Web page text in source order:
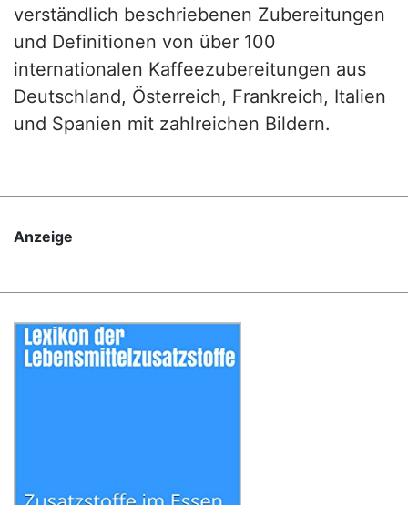
verständlich beschriebenen Zubereitungen
und Definitionen von über 100
internationalen Kaffeezubereitungen aus
Deutschland, Österreich, Frankreich, Italien
und Spanien mit zahlreichen Bildern.
Anzeige